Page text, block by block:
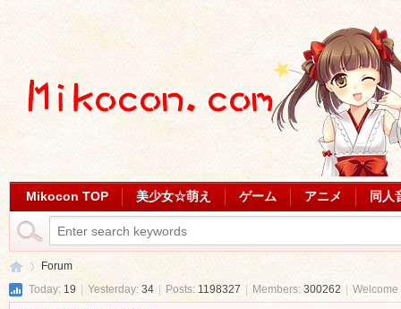
Mikocon TOP 美少女☆萌え ゲーム アニメ 同人
Forum
Today: 19 Yesterday: 34 Posts: 1198327 Members: 300262